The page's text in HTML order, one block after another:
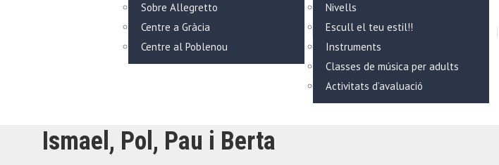
Sobre Allegretto
Centre a Gràcia
Centre al Poblenou
Nivells
Escull el teu estil!!
Instruments
Classes de música per adults
Activitats d’avaluació
Ismael, Pol, Pau i Berta